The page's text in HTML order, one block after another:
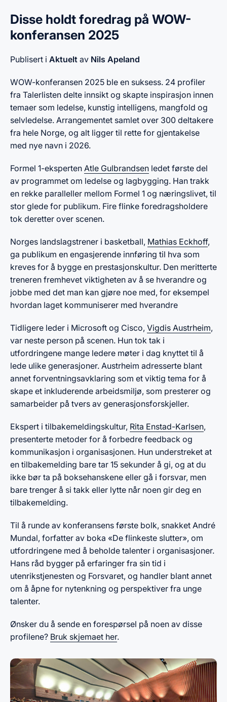
Disse holdt foredrag på WOW-
konferansen 2025
Publisert i Aktuelt av Nils Apeland
WOW-konferansen 2025 ble en suksess. 24 profiler
fra Talerlisten delte innsikt og skapte inspirasjon innen
temaer som ledelse, kunstig intelligens, mangfold og
selvledelse. Arrangementet samlet over 300 deltakere
fra hele Norge, og alt ligger til rette for gjentakelse
med nye navn i 2026.
Formel 1-eksperten Atle Gulbrandsen ledet første del
av programmet om ledelse og lagbygging. Han trakk
en rekke paralleller mellom Formel 1 og næringslivet, til
stor glede for publikum. Fire flinke foredragsholdere
tok deretter over scenen.
​Norges landslagstrener i basketball, Mathias Eckhoff,
ga publikum en engasjerende innføring til hva som
kreves for å bygge en prestasjonskultur. Den meritterte
treneren fremhevet viktigheten av å se hverandre og
jobbe med det man kan gjøre noe med, for eksempel
hvordan laget kommuniserer med hverandre
Tidligere leder i Microsoft og Cisco, Vigdis Austrheim,
var neste person på scenen. Hun tok tak i
utfordringene mange ledere møter i dag knyttet til å
lede ulike generasjoner. Austrheim adresserte blant
annet forventningsavklaring som et viktig tema for å
skape et inkluderende arbeidsmiljø, som presterer og
samarbeider på tvers av generasjonsforskjeller.
Ekspert i tilbakemeldingskultur, Rita Enstad-Karlsen,
presenterte metoder for å forbedre feedback og
kommunikasjon i organisasjonen. Hun understreket at
en tilbakemelding bare tar 15 sekunder å gi, og at du
ikke bør ta på boksehanskene eller gå i forsvar, men
bare trenger å si takk eller lytte når noen gir deg en
tilbakemelding.
Til å runde av konferansens første bolk, snakket André
Mundal, forfatter av boka «De flinkeste slutter», om
utfordringene med å beholde talenter i organisasjoner.
Hans råd bygger på erfaringer fra sin tid i
utenrikstjenesten og Forsvaret, og handler blant annet
om å åpne for nytenkning og perspektiver fra unge
talenter.
Ønsker du å sende en forespørsel på noen av disse
profilene? Bruk skjemaet her.